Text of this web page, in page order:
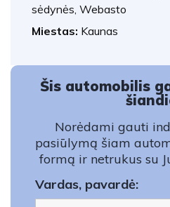
sėdynės, Webasto
Miestas: Kaunas
Šis automobilis
Norėdami gauti
pasiūlymą šiam
formą ir netrukus su
Vardas, pavardė: